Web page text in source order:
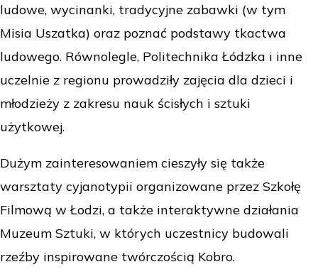
ludowe, wycinanki, tradycyjne zabawki (w tym
Misia Uszatka) oraz poznać podstawy tkactwa
ludowego. Równolegle, Politechnika Łódzka i inne
uczelnie z regionu prowadziły zajęcia dla dzieci i
młodzieży z zakresu nauk ścisłych i sztuki
użytkowej.
Dużym zainteresowaniem cieszyły się także
warsztaty cyjanotypii organizowane przez Szkołę
Filmową w Łodzi, a także interaktywne działania
Muzeum Sztuki, w których uczestnicy budowali
rzeźby inspirowane twórczością Kobro.